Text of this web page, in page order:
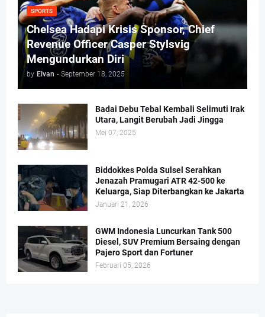
SPORTS
Chelsea Hadapi Krisis Sponsor, Chief
Revenue Officer Casper Stylsvig
Mengundurkan Diri
by Elvan - September 18, 2025
Badai Debu Tebal Kembali Selimuti Irak
Utara, Langit Berubah Jadi Jingga
Mei 07, 2025
Biddokkes Polda Sulsel Serahkan
Jenazah Pramugari ATR 42-500 ke
Keluarga, Siap Diterbangkan ke Jakarta
Januari 21, 2026
GWM Indonesia Luncurkan Tank 500
Diesel, SUV Premium Bersaing dengan
Pajero Sport dan Fortuner
Februari 05, 2026